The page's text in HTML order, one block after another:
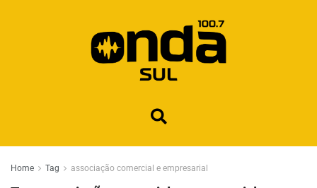
Home Tag associação comercial e empresarial